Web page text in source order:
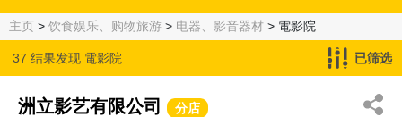
主页 > 饮食娱乐、购物旅游 > 电器、影音器材 > 電影院
37 结果发现 電影院 已筛选
洲立影艺有限公司 分店